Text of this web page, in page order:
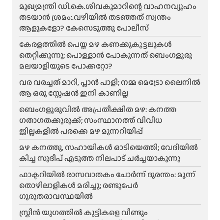
മുഖ്യമന്ത്രി ഡി.കെ.ശിവകുമാറിന്റെ വാഹനവ്യൂഹം
തടയാൻ ശ്രമം:.വഴിയിൽ തടഞ്ഞത് സ്വന്തം
ആളുകളോ? കേസെടുത്തു പോലീസ്
കേരളത്തിൽ പെയ്ത മഴ കണക്കുകൂട്ടലുകൾ
തെറ്റിക്കുന്നു; പൊള്ളാൻ പോകുന്നത് ബെംഗളൂരു
മലയാളിയുടെ പോക്കറ്റോ?
വര വരച്ചത് മാറി, പ്ലാൻ പാളി; നമ്മ മെട്രോ ലൈനിൽ
ആ ഒരു സ്റ്റേഷൻ ഇനി കാണില്ല
ബെംഗളൂരുവിൽ അപ്രതീക്ഷിത മഴ: കനത്ത
ഗതാഗതക്കുരുക്ക്; സംസ്ഥാനത്ത് വിവിധ
ജില്ലകളിൽ പരക്കെ മഴ മുന്നറിയിപ്പ്
മഴ കനത്തു, സഹായികൾ ഓടിയെത്തി; വേദിയിൽ
കിച്ച സുദീപ് എടുത്ത നിലപാട് ചർച്ചയാകുന്നു
ഫാക്ടറിയിൽ രാസവാതകം ചോർന്ന് ദുരന്തം: മൂന്ന്
തൊഴിലാളികൾ മരിച്ചു; രണ്ടുപേർ
ഗുരുതരാവസ്ഥയിൽ
സ്ക്രീൻ യുഗത്തിൽ കുട്ടികളെ വീണ്ടും